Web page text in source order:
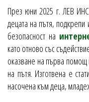
През юни 2025 г. ЛЕВ
децата на пътя, подкрепи
безопасност на
като отново със
оказване на първа помощ
на пътя. Изготвена е
насочена към деца,